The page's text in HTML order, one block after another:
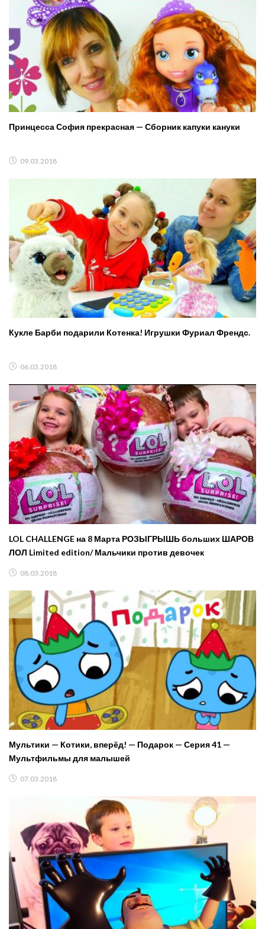
Принцесса София прекрасная — Сборник капуки кануки
09.03.2018
Кукле Барби подарили Котенка! Игрушки Фуриал Френдс.
06.03.2018
LOL CHALLENGE на 8 Марта РОЗЫГРЫШЬ больших ШАРОВ
ЛОЛ Limited edition/ Мальчики против девочек
08.03.2018
Мультики — Котики, вперёд! — Подарок — Серия 41 —
Мультфильмы для малышей
07.03.2018